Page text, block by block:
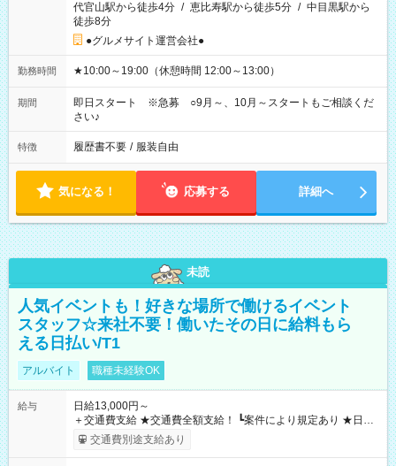
代官山駅から徒歩4分 / 恵比寿駅から徒歩5分 / 中目黒駅から
徒歩8分
●グルメサイト運営会社●
勤務時間 ★10:00～19:00（休憩時間 12:00～13:00）
期間
即日スタート ※急募 ○9月～、10月～スタートもご相談くだ
さい♪
特徴 履歴書不要 / 服装自由
気になる！ 応募する 詳細へ
未読
人気イベントも！好きな場所で働けるイベント
スタッフ☆来社不要！働いたその日に給料もら
える日払い/T1
アルバイト 職種未経験OK
給与
日給13,000円～
＋交通費支給 ★交通費全額支給！ ┗案件により規定あり ★日払
いOK！（規定あり） ┗働いたその日に現金GET♪ お仕事後はコ
ンビニATMから 日払い分を引き落とせます！ 【試用期間】試
交通費別途支給あり